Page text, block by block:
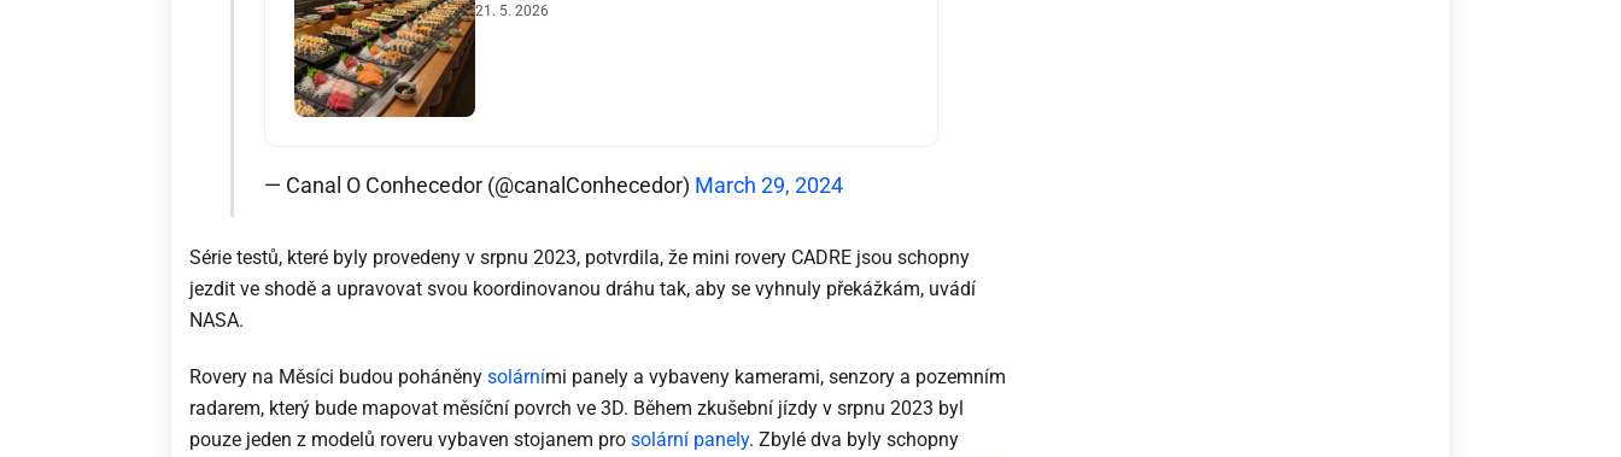
21. 5. 2026
— Canal O Conhecedor (@canalConhecedor) March 29, 2024
Série testů, které byly provedeny v srpnu 2023, potvrdila, že mini rovery CADRE jsou schopny
jezdit ve shodě a upravovat svou koordinovanou dráhu tak, aby se vyhnuly překážkám, uvádí
NASA.
Rovery na Měsíci budou poháněny solárními panely a vybaveny kamerami, senzory a pozemním
radarem, který bude mapovat měsíční povrch ve 3D. Během zkušební jízdy v srpnu 2023 byl
pouze jeden z modelů roveru vybaven stojanem pro solární panely. Zbylé dva byly schopny